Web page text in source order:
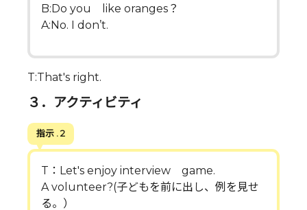
B:Do you like oranges？
A:No. I don’t.
T:That's right.
３．アクティビティ
指示 . 2
T：Let's enjoy interview game.
A volunteer?(子どもを前に出し、例を見せ
る。）